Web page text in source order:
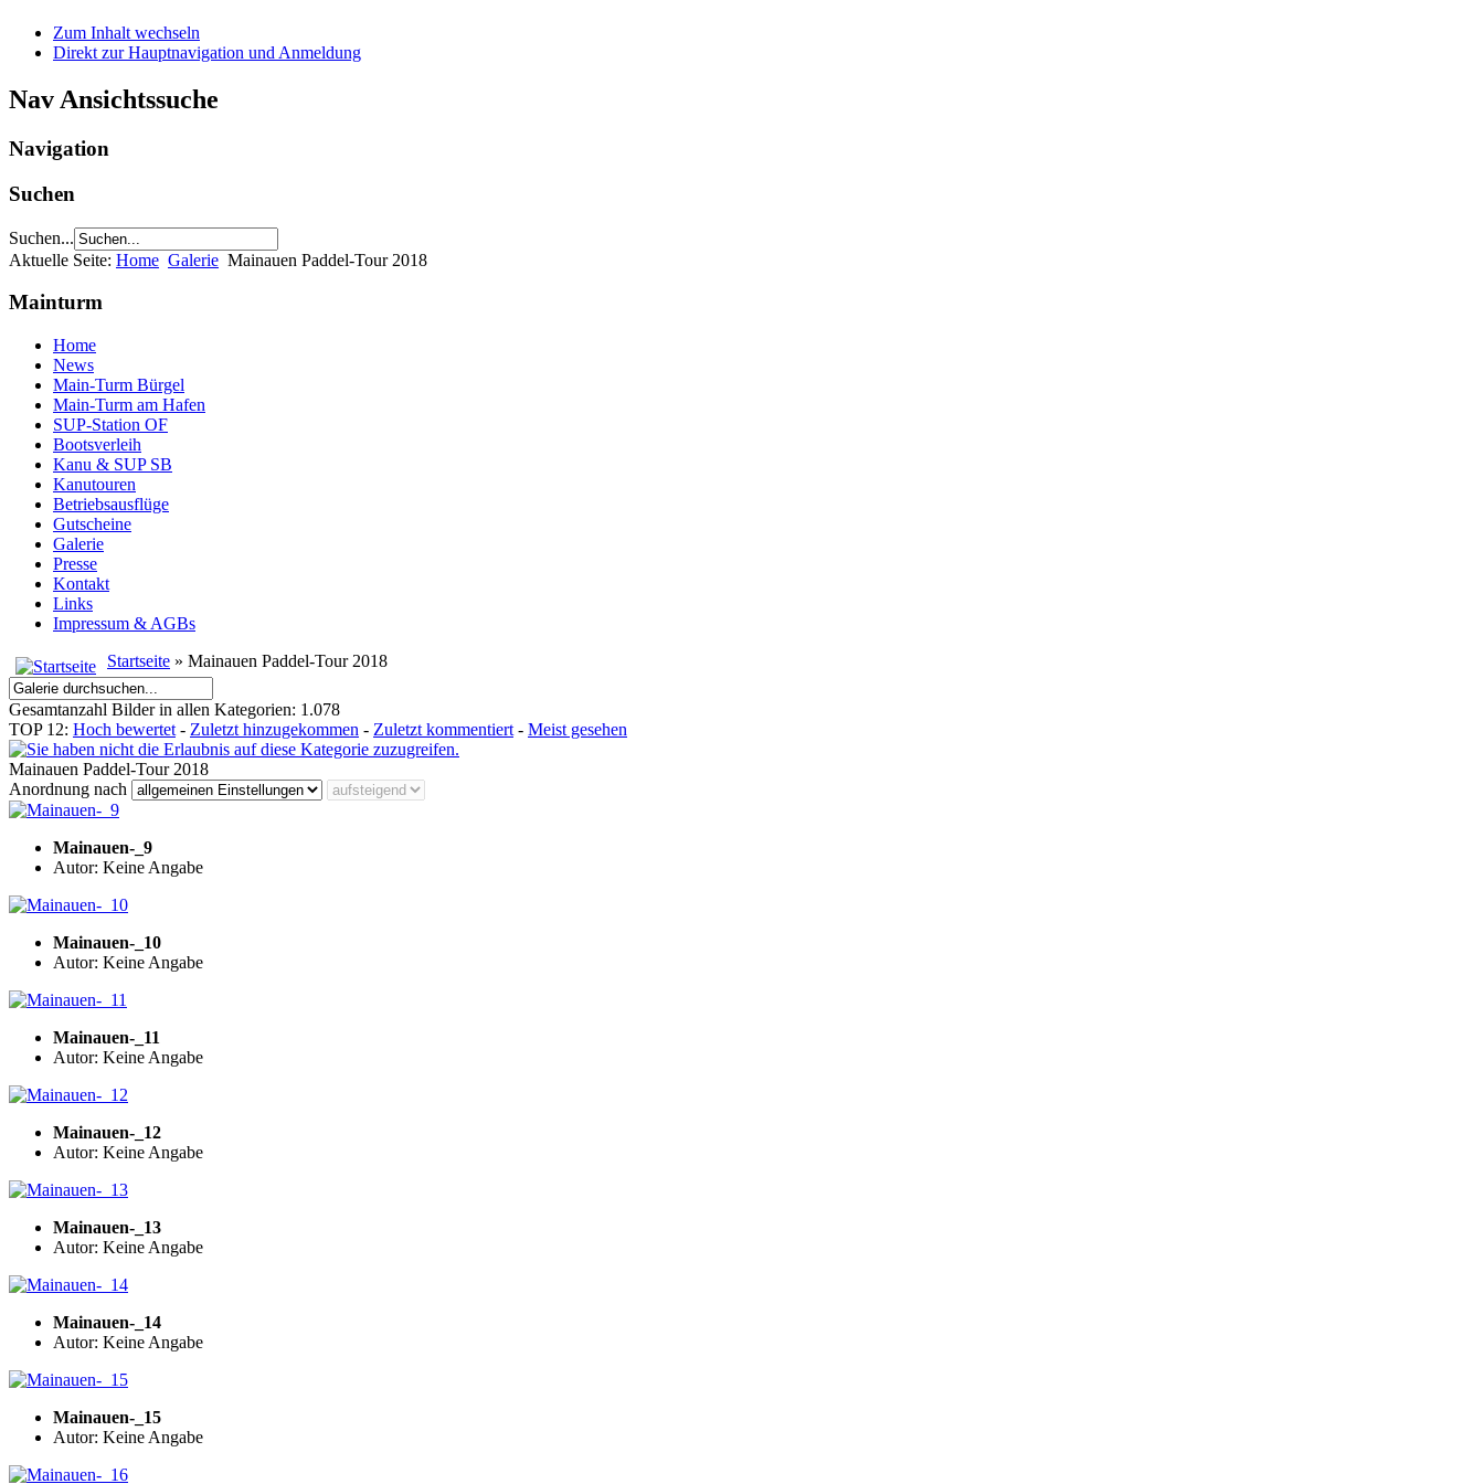
Zum Inhalt wechseln
Direkt zur Hauptnavigation und Anmeldung
Nav Ansichtssuche
Navigation
Suchen
Suchen...
Aktuelle Seite: Home Galerie Mainauen Paddel-Tour 2018
Mainturm
Home
News
Main-Turm Bürgel
Main-Turm am Hafen
SUP-Station OF
Bootsverleih
Kanu & SUP SB
Kanutouren
Betriebsausflüge
Gutscheine
Galerie
Presse
Kontakt
Links
Impressum & AGBs
Startseite » Mainauen Paddel-Tour 2018
Gesamtanzahl Bilder in allen Kategorien: 1.078
TOP 12: Hoch bewertet - Zuletzt hinzugekommen - Zuletzt kommentiert - Meist gesehen
Mainauen Paddel-Tour 2018
Anordnung nach
Mainauen-_9
Autor: Keine Angabe
Mainauen-_10
Autor: Keine Angabe
Mainauen-_11
Autor: Keine Angabe
Mainauen-_12
Autor: Keine Angabe
Mainauen-_13
Autor: Keine Angabe
Mainauen-_14
Autor: Keine Angabe
Mainauen-_15
Autor: Keine Angabe